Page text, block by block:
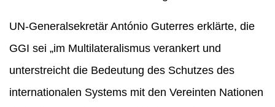
UN-Generalsekretär António Guterres erklärte, die
GGI sei „im Multilateralismus verankert und
unterstreicht die Bedeutung des Schutzes des
internationalen Systems mit den Vereinten Nationen